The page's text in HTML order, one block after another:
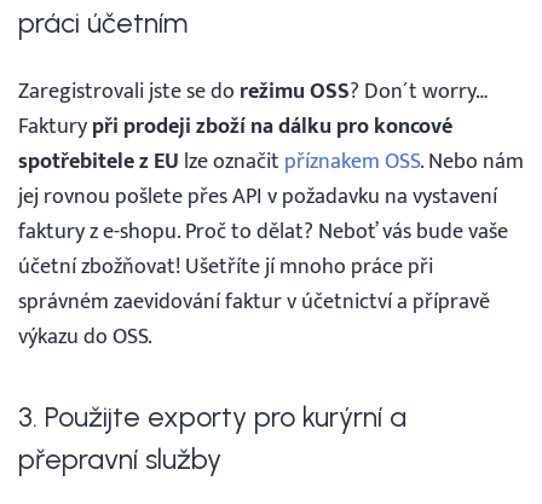
práci účetním
Zaregistrovali jste se do režimu OSS? Don´t worry…
Fakturypři prodeji zboží na dálku pro koncové
spotřebitele z EU lze označit příznakem OSS. Nebo nám
jej rovnou pošlete přes API v požadavku na vystavení
faktury z e-shopu. Proč to dělat? Neboť vás bude vaše
účetní zbožňovat! Ušetříte jí mnoho práce při
správném zaevidování faktur v účetnictví a přípravě
výkazu do OSS.
3. Použijte exporty pro kurýrní a
přepravní služby